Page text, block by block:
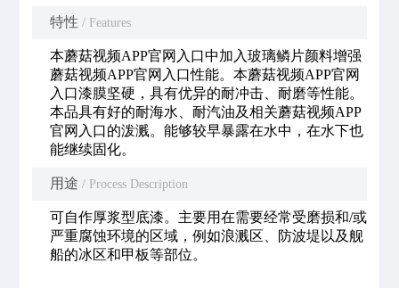
特性 / Features
本蘑菇视频APP官网入口中加入玻璃鳞片颜料增强
蘑菇视频APP官网入口性能。本蘑菇视频APP官网
入口漆膜坚硬，具有优异的耐冲击、耐磨等性能。
本品具有好的耐海水、耐汽油及相关蘑菇视频APP
官网入口的泼溅。能够较早暴露在水中，在水下也
能继续固化。
用途 / Process Description
可自作厚浆型底漆。主要用在需要经常受磨损和/或
严重腐蚀环境的区域，例如浪溅区、防波堤以及舰
船的冰区和甲板等部位。